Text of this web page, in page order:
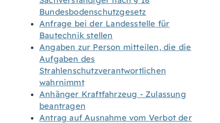
Bundesbodenschutzgesetz
Anfrage bei der Landesstelle für
Bautechnik stellen
Angaben zur Person mitteilen, die die
Aufgaben des
Strahlenschutzverantwortlichen
wahrnimmt
Anhänger Kraftfahrzeug - Zulassung
beantragen
Antrag auf Ausnahme vom Verbot der